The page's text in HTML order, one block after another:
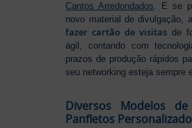
Cantos Arredondados. E se
novo material de divulgação,
fazer cartão de visitas de
ágil, contando com
prazos de produção rápidos
seu networking esteja sempre
Diversos Modelos
Panfletos